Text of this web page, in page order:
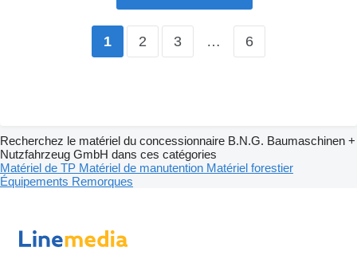
1 2 3 … 6
Recherchez le matériel du concessionnaire B.N.G. Baumaschinen +
Nutzfahrzeug GmbH dans ces catégories
Matériel de TP Matériel de manutention Matériel forestier
Équipements Remorques